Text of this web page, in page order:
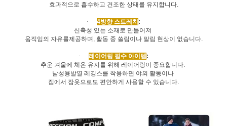
효과적으로 흡수하고 건조한 상태를 유지합니다.
· 4방향 스트레치:
신축성 있는 소재로 만들어져
움직임의 자유를제공하며 활동 중 쓸림이나 말림 현상이 없습니다.
· 레이어링 필수 아이템:
추운 겨울에 체온 유지를 위해 레이어링이 중요합니다
남성용발열 레깅스를 착용하면 야외 활동이나
집에서 잠옷으로도 편안하게 사용할 수 있습니다